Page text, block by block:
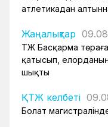
атлетикадан
Жаңалықтар
ҚТЖ Басқарма
қатысып,
шықты
ҚТЖ келбеті
Болат